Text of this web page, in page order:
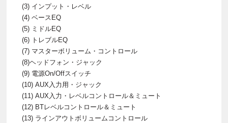
(3) インプット・レベル
(4) ベースEQ
(5) ミドルEQ
(6) トレブルEQ
(7) マスターボリューム・コントロール
(8)ヘッドフォン・ジャック
(9) 電源On/Offスイッチ
(10) AUX入力用・ジャック
(11) AUX入力・レベルコントロール＆ミュート
(12) BTレベルコントロール＆ミュート
(13) ラインアウトボリュームコントロール